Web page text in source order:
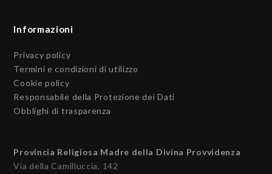
Informazioni
Privacy policy
Termini e condizioni di utilizzo
Cookie policy
Responsabile della Protezione dei Dati
Obblighi di trasparenza
Provincia Religiosa Madre della Divina Provvidenza
Via della Camilluccia, 142